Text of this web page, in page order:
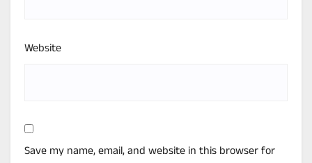
Website
Save my name, email, and website in this browser for